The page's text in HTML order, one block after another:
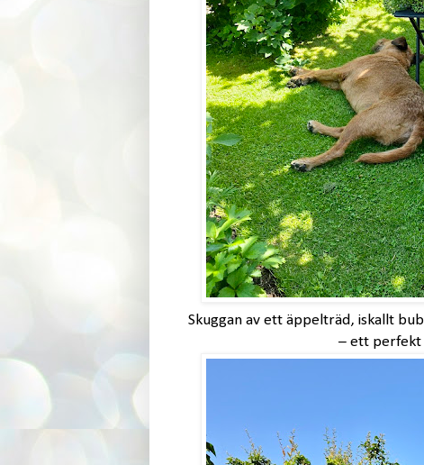
Skuggan av ett äppelträd, iskallt
– ett perfekt